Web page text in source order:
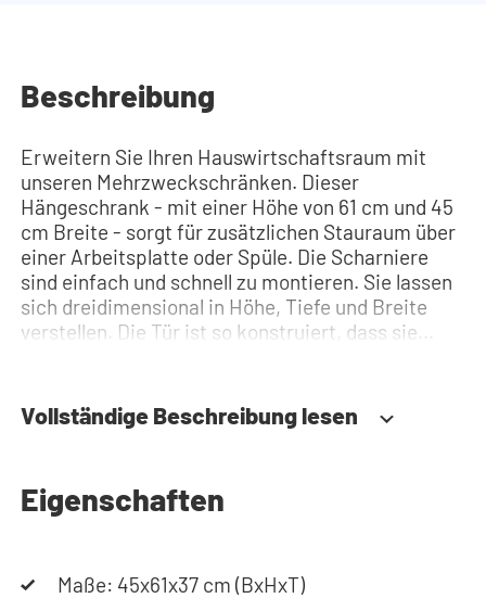
Beschreibung
Erweitern Sie Ihren Hauswirtschaftsraum mit
unseren Mehrzweckschränken. Dieser
Hängeschrank - mit einer Höhe von 61 cm und 45
cm Breite - sorgt für zusätzlichen Stauraum über
einer Arbeitsplatte oder Spüle. Die Scharniere
sind einfach und schnell zu montieren. Sie lassen
sich dreidimensional in Höhe, Tiefe und Breite
verstellen. Die Tür ist so konstruiert, dass sie
die Montageanleitung. Benötigen Sie Hilfe bei der
Planung Ihres Schranks? Nutzen Sie unseren
jederzeit telefonisch oder per Mail erreichen.
Vollständige Beschreibung lesen
Eigenschaften
Maße: 45x61x37 cm (BxHxT)